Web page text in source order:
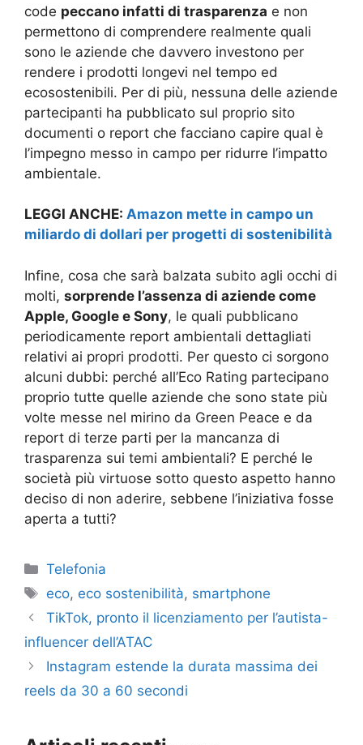
code peccano infatti di trasparenza e non
permettono di comprendere realmente quali
sono le aziende che davvero investono per
rendere i prodotti longevi nel tempo ed
ecosostenibili. Per di più, nessuna delle aziende
partecipanti ha pubblicato sul proprio sito
documenti o report che facciano capire qual è
l’impegno messo in campo per ridurre l’impatto
ambientale.
LEGGI ANCHE: Amazon mette in campo un
miliardo di dollari per progetti di sostenibilità
Infine, cosa che sarà balzata subito agli occhi di
molti, sorprende l’assenza di aziende come
Apple, Google e Sony, le quali pubblicano
periodicamente report ambientali dettagliati
relativi ai propri prodotti. Per questo ci sorgono
alcuni dubbi: perché all’Eco Rating partecipano
proprio tutte quelle aziende che sono state più
volte messe nel mirino da Green Peace e da
report di terze parti per la mancanza di
trasparenza sui temi ambientali? E perché le
società più virtuose sotto questo aspetto hanno
deciso di non aderire, sebbene l’iniziativa fosse
aperta a tutti?
Categorie
Telefonia
Tag
eco, eco sostenibilità, smartphone
TikTok, pronto il licenziamento per l’autista-
influencer dell’ATAC
Instagram estende la durata massima dei
reels da 30 a 60 secondi